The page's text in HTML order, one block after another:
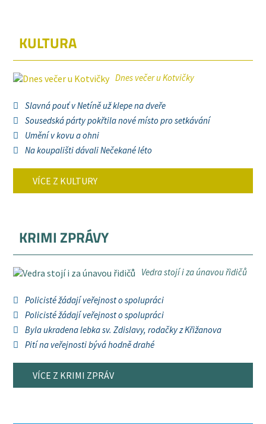
KULTURA
Dnes večer u Kotvičky
Slavná pouť v Netíně už klepe na dveře
Sousedská párty pokřtila nové místo pro setkávání
Umění v kovu a ohni
Na koupališti dávali Nečekané léto
VÍCE Z KULTURY
KRIMI ZPRÁVY
Vedra stojí i za únavou řidičů
Policisté žádají veřejnost o spolupráci
Policisté žádají veřejnost o spolupráci
Byla ukradena lebka sv. Zdislavy, rodačky z Křižanova
Pití na veřejnosti bývá hodně drahé
VÍCE Z KRIMI ZPRÁV